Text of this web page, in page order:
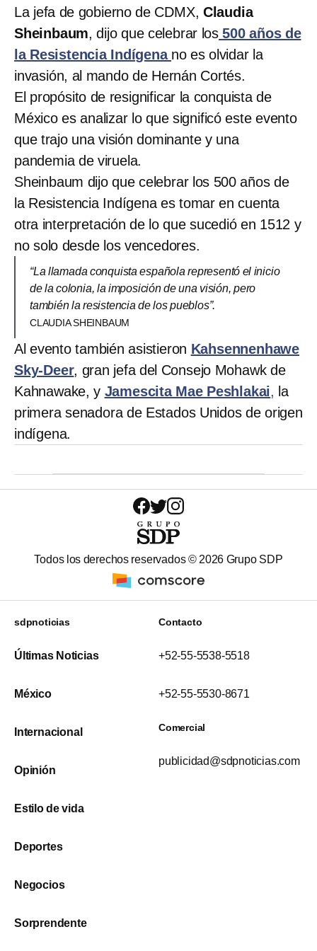
La jefa de gobierno de CDMX, Claudia
Sheinbaum, dijo que celebrar los 500 años de
la Resistencia Indígena no es olvidar la
invasión, al mando de Hernán Cortés.
El propósito de resignificar la conquista de
México es analizar lo que significó este evento
que trajo una visión dominante y una
pandemia de viruela.
Sheinbaum dijo que celebrar los 500 años de
la Resistencia Indígena es tomar en cuenta
otra interpretación de lo que sucedió en 1512 y
no solo desde los vencedores.
“La llamada conquista española representó el inicio
de la colonia, la imposición de una visión, pero
también la resistencia de los pueblos”.
CLAUDIA SHEINBAUM
Al evento también asistieron Kahsennenhawe
Sky-Deer, gran jefa del Consejo Mohawk de
Kahnawake, y Jamescita Mae Peshlakai, la
primera senadora de Estados Unidos de origen
indígena.
Todos los derechos reservados © 2026 Grupo SDP
sdpnoticias
Últimas Noticias
México
Internacional
Opinión
Estilo de vida
Deportes
Negocios
Sorprendente
Contacto
+52-55-5538-5518
+52-55-5530-8671
Comercial
publicidad@sdpnoticias.com